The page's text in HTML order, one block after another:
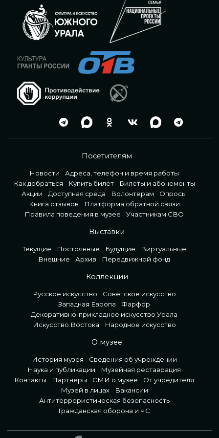
Посетителям
Новости
Адреса, телефон и время работы
Как добраться
Купить билет
Билеты и абонементы
Акции
Доступная среда Волонтерам
Опросы
Книга отзывов
Платформа обратной связи
Правила поведения в музее
Участникам СВО
Выставки
Текущие Постоянные Будущие
Виртуальные
Внешние
Архив Передвижной фонд
Коллекции
Русское искусство
Советское искусство
Западная Европа
Фарфор
Декоративно-прикладное искусство Урала
Искусство Востока
Народное искусство
О музее
История музея
Сведения об учреждении
Наука и публикации
Музейная реставрация
Контакты
Партнеры СМИ о музее
От учредителя
Музей в лицах
Вакансии
Антитеррористическая безопасность
Гражданская оборона и ЧС